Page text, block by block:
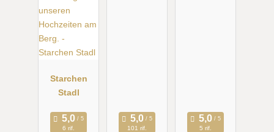
Starchen
Stadl
6 rif. 101 rif. 5 rif.